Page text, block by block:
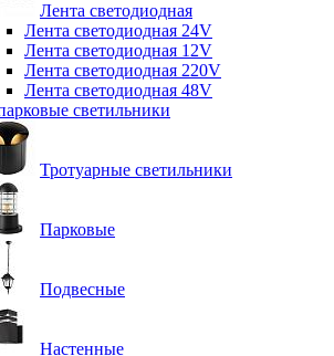
Лента светодиодная
Лента светодиодная 24V
Лента светодиодная 12V
Лента светодиодная 220V
Лента светодиодная 48V
светильники
Тротуарные светильники
Парковые
Подвесные
Настенные